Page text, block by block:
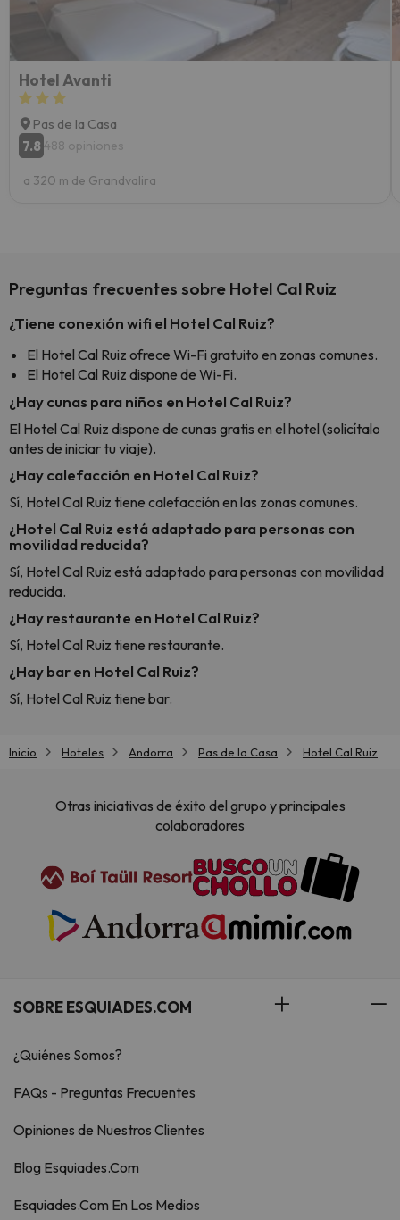
yo.
Hotel Avanti
Pas de la Casa
7.8 488 opiniones
a 320 m de Grandvalira
Preguntas frecuentes sobre Hotel Cal Ruiz
¿Tiene conexión wifi el Hotel Cal Ruiz?
El Hotel Cal Ruiz ofrece Wi-Fi gratuito en zonas comunes.
El Hotel Cal Ruiz dispone de Wi-Fi.
¿Hay cunas para niños en Hotel Cal Ruiz?
El Hotel Cal Ruiz dispone de cunas gratis en el hotel (solicítalo
antes de iniciar tu viaje).
¿Hay calefacción en Hotel Cal Ruiz?
Sí, Hotel Cal Ruiz tiene calefacción en las zonas comunes.
¿Hotel Cal Ruiz está adaptado para personas con
movilidad reducida?
Sí, Hotel Cal Ruiz está adaptado para personas con movilidad
reducida.
¿Hay restaurante en Hotel Cal Ruiz?
Sí, Hotel Cal Ruiz tiene restaurante.
¿Hay bar en Hotel Cal Ruiz?
Sí, Hotel Cal Ruiz tiene bar.
Inicio Hoteles Andorra Pas de la Casa Hotel Cal Ruiz
Otras iniciativas de éxito del grupo y principales
colaboradores
SOBRE ESQUIADES.COM
¿Quiénes Somos?
FAQs - Preguntas Frecuentes
Opiniones de Nuestros Clientes
Blog Esquiades.Com
Esquiades.Com En Los Medios